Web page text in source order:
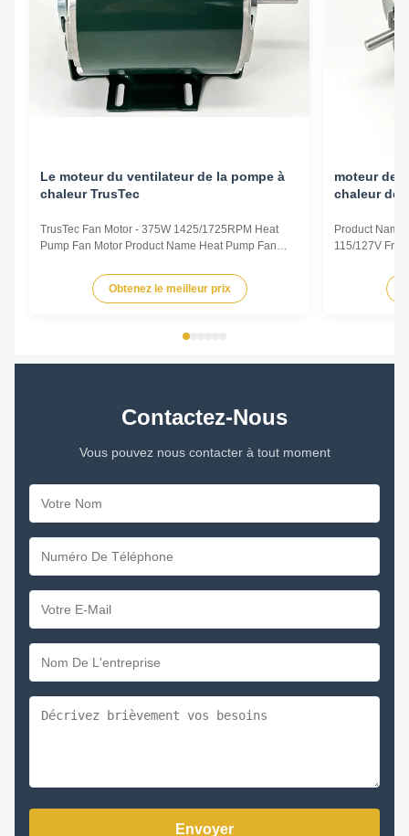
Le moteur du ventilateur de la pompe à
chaleur TrusTec
TrusTec Fan Motor - 375W 1425/1725RPM Heat
Pump Fan Motor Product Name Heat Pump Fan
Power 375W Pole 4P AMPS 8.1/6.5 Speed
1425/1725RPM Insulation Class CL.B Capacitor /
Obtenez le meilleur prix
moteur de
chaleur de
Product
115/127V
Insulation
Other
Contactez-Nous
Vous pouvez nous contacter à tout moment
Envoyer